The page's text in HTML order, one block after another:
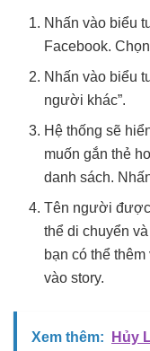
Nhấn vào biểu
Facebook.
Nhấn vào biểu
người khác”.
Hệ thống sẽ
muốn gắn thẻ
danh sách.
Tên người được
thể di chuyển
bạn có thể
vào story.
Xem thêm:
Hủy